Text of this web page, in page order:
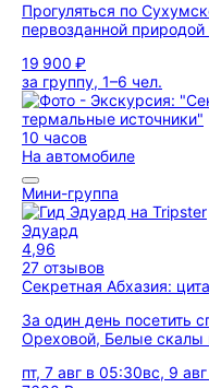
Прогуляться по
первозданной
19 900 ₽
за группу, 1–6 чел.
10 часов
На автомобиле
Мини-группа
Эдуард
4,96
27 отзывов
Секретная Абхазия:
За один день посетить
Ореховой, Белые
пт, 7 авг в 05:30вс, 9